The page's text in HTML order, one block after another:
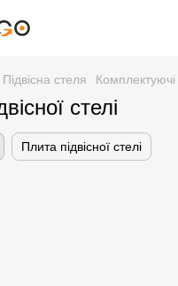
Підвісна стеля Комплектуючі
стелі
Плита підвісної стелі